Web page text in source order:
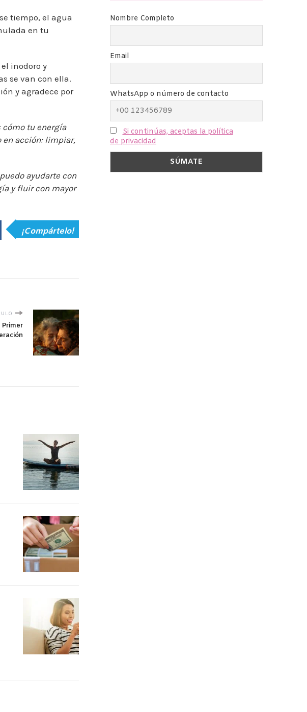
tiempo, el agua
en tu
inodoro y
se van con ella.
y agradece por
cómo tu energía
en acción: limpiar,
ayudarte con
y fluir con mayor
¡Compártelo!
Nombre Completo
Email
WhatsApp o número de contacto
Si continúas, aceptas la política
de privacidad